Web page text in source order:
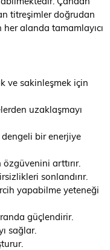
titreşimler doğrudan
alanda tamamlayıcı
ve sakinleşmek için
uzaklaşmayı
dengeli bir enerjiye
arttırır.
sonlandırır.
yapabilme yeteneği
güçlendirir.
sağlar.